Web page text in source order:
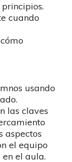
cuando
usando
las claves
aspectos
el equipo
en el aula.